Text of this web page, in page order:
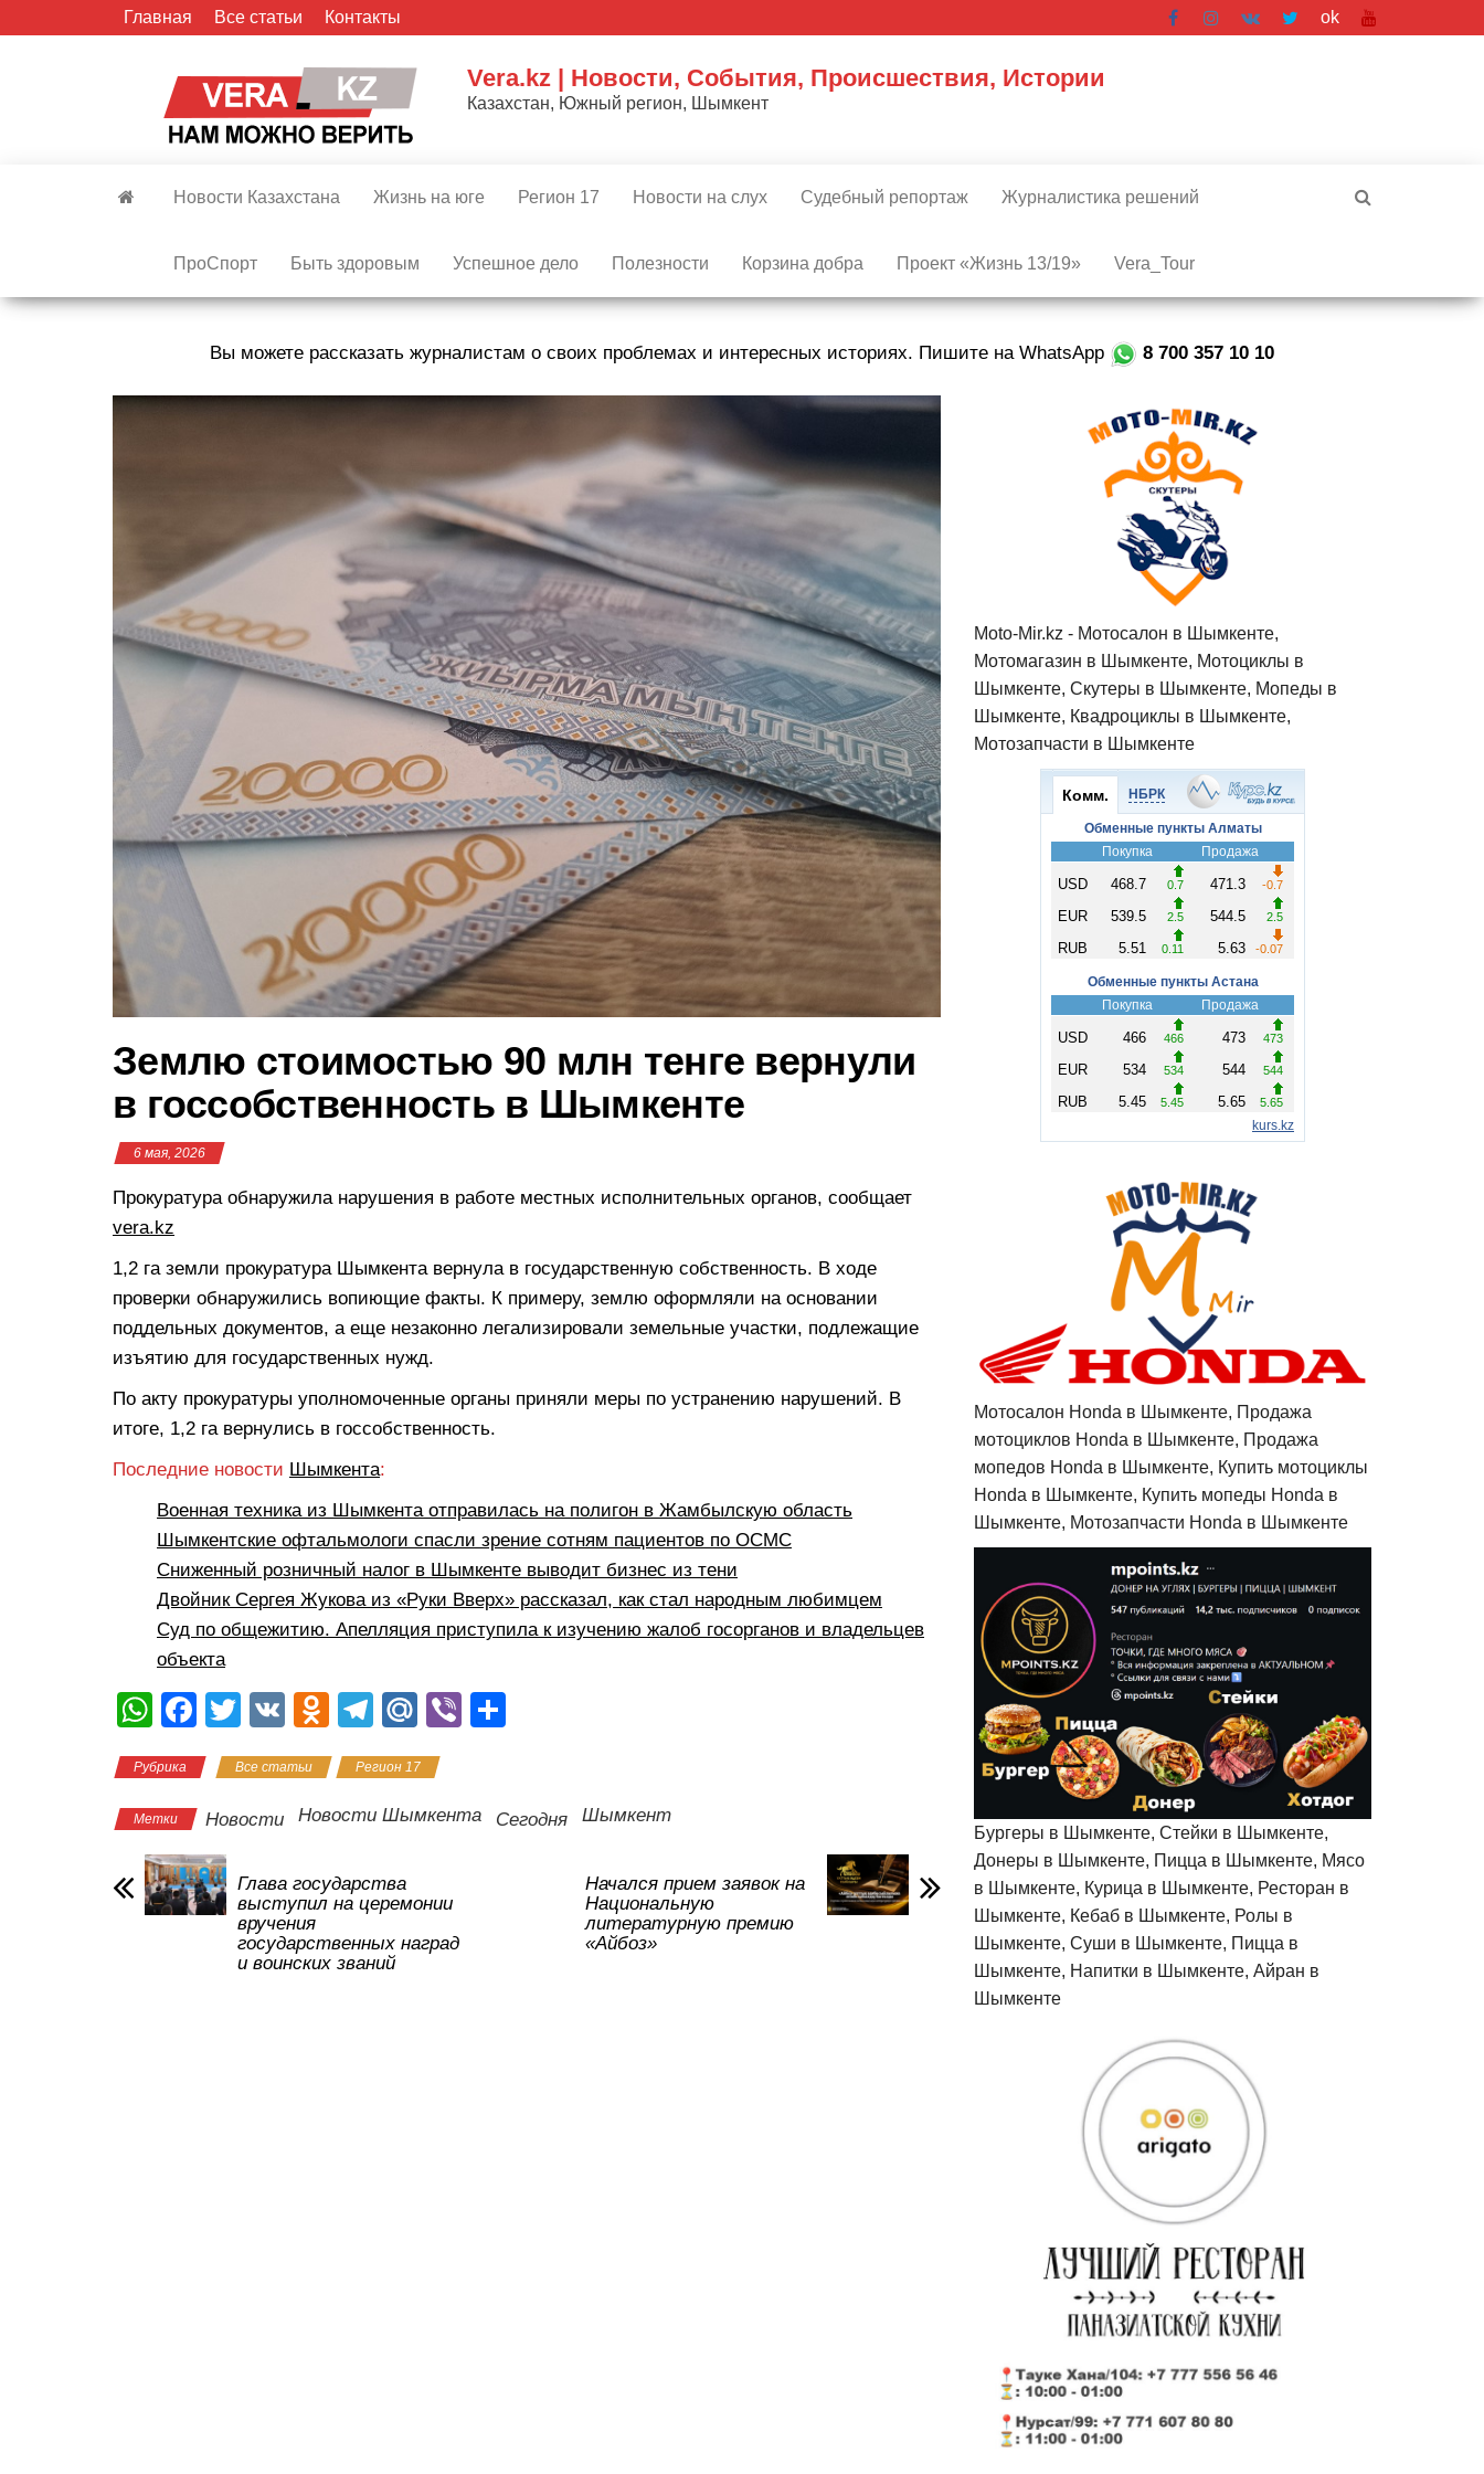
Главная Все статьи Контакты ok
Vera.kz | Новости, События, Происшествия, Истории
Казахстан, Южный регион, Шымкент
Новости Казахстана Жизнь на юге Регион 17 Новости на слух Судебный репортаж Журналистика решений
ПроСпорт Быть здоровым Успешное дело Полезности Корзина добра Проект «Жизнь 13/19» Vera_Tour
Вы можете рассказать журналистам о своих проблемах и интересных историях. Пишите на WhatsApp 8 700 357 10 10
Землю стоимостью 90 млн тенге вернули
в госсобственность в Шымкенте
6 мая, 2026
Прокуратура обнаружила нарушения в работе местных исполнительных органов, сообщает
vera.kz
1,2 га земли прокуратура Шымкента вернула в государственную собственность. В ходе
проверки обнаружились вопиющие факты. К примеру, землю оформляли на основании
поддельных документов, а еще незаконно легализировали земельные участки, подлежащие
изъятию для государственных нужд.
По акту прокуратуры уполномоченные органы приняли меры по устранению нарушений. В
итоге, 1,2 га вернулись в госсобственность.
Последние новости Шымкента:
Военная техника из Шымкента отправилась на полигон в Жамбылскую область
Шымкентские офтальмологи спасли зрение сотням пациентов по ОСМС
Сниженный розничный налог в Шымкенте выводит бизнес из тени
Двойник Сергея Жукова из «Руки Вверх» рассказал, как стал народным любимцем
Суд по общежитию. Апелляция приступила к изучению жалоб госорганов и владельцев
объекта
W
at
s
A
p
p
F
c
e
b
o
o
T
tt
er
V
O
n
o
a
ss
ni
T
e
gr
m
M
.R
u
Vi
а
Рубрика Все статьи Регион 17
Метки Новости Новости Шымкента Сегодня Шымкент
Глава государства
выступил на церемонии
вручения
государственных наград
и воинских званий
Начался прием заявок на
Национальную
литературную премию
«Айбоз»
Moto-Mir.kz - Мотосалон в Шымкенте,
Мотомагазин в Шымкенте, Мотоциклы в
Шымкенте, Скутеры в Шымкенте, Мопеды в
Шымкенте, Квадроциклы в Шымкенте,
Мотозапчасти в Шымкенте
Мотосалон Honda в Шымкенте, Продажа
мотоциклов Honda в Шымкенте, Продажа
мопедов Honda в Шымкенте, Купить мотоциклы
Honda в Шымкенте, Купить мопеды Honda в
Шымкенте, Мотозапчасти Honda в Шымкенте
Бургеры в Шымкенте, Стейки в Шымкенте,
Донеры в Шымкенте, Пицца в Шымкенте, Мясо
в Шымкенте, Курица в Шымкенте, Ресторан в
Шымкенте, Кебаб в Шымкенте, Ролы в
Шымкенте, Суши в Шымкенте, Пицца в
Шымкенте, Напитки в Шымкенте, Айран в
Шымкенте